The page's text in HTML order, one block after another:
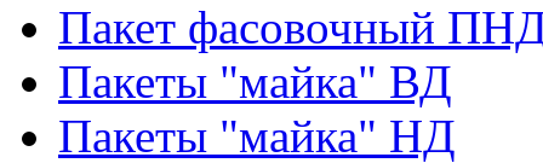
Пакет фасовочный
Пакеты "майка" ВД
Пакеты "майка" НД